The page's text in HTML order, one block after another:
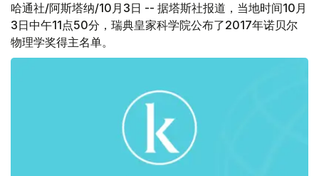
哈通社/阿斯塔纳/10月3日 -- 据塔斯社报道，当地时间10月
3日中午11点50分，瑞典皇家科学院公布了2017年诺贝尔
物理学奖得主名单。